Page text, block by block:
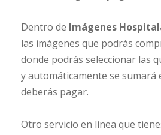
Dentro de Imágenes
las imágenes que podrás
donde podrás seleccionar las
y automáticamente se sumará
deberás pagar.
Otro servicio en línea que